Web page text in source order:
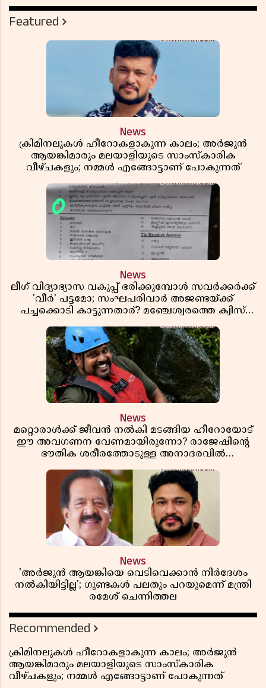
Featured
News
ക്രിമിനലുകൾ ഹീറോകളാകുന്ന കാലം; അർജുൻ
ആയങ്കിമാരും മലയാളിയുടെ സാംസ്കാരിക
വീഴ്ചകളും; നമ്മൾ എങ്ങോട്ടാണ് പോകുന്നത്
News
ലീഗ് വിദ്യാഭ്യാസ വകുപ്പ് ഭരിക്കുമ്പോൾ സവർക്കർക്ക്
'വീർ' പട്ടമോ; സംഘപരിവാർ അജണ്ടയ്ക്ക്
പച്ചക്കൊടി കാട്ടുന്നതാര്? മഞ്ചേശ്വരത്തെ ക്വിസ്
News
മറ്റൊരാൾക്ക് ജീവൻ നൽകി മടങ്ങിയ ഹീറോയോട്
ഈ അവഗണന വേണമായിരുന്നോ? രാജേഷിൻ്റെ
ഭൗതിക ശരീരത്തോടുള്ള അനാദരവിൽ
News
'അർജുൻ ആയങ്കിയെ വെടിവെക്കാൻ നിർദേശം
നൽകിയിട്ടില്ല'; ഗുണ്ടകൾ പലതും പറയുമെന്ന് മന്ത്രി
രമേശ് ചെന്നിത്തല
Recommended
ക്രിമിനലുകൾ ഹീറോകളാകുന്ന കാലം; അർജുൻ
ആയങ്കിമാരും മലയാളിയുടെ സാംസ്കാരിക
വീഴ്ചകളും; നമ്മൾ എങ്ങോട്ടാണ് പോകുന്നത്